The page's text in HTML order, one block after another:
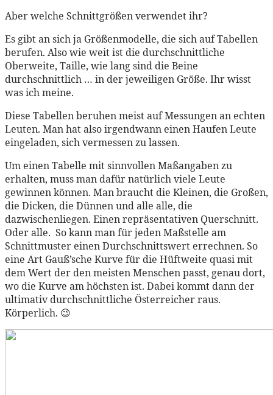
Aber welche Schnittgrößen verwendet ihr?
Es gibt an sich ja Größenmodelle, die sich auf Tabellen
berufen. Also wie weit ist die durchschnittliche
Oberweite, Taille, wie lang sind die Beine
durchschnittlich … in der jeweiligen Größe. Ihr wisst
was ich meine.
Diese Tabellen beruhen meist auf Messungen an echten
Leuten. Man hat also irgendwann einen Haufen Leute
eingeladen, sich vermessen zu lassen.
Um einen Tabelle mit sinnvollen Maßangaben zu
erhalten, muss man dafür natürlich viele Leute
gewinnen können. Man braucht die Kleinen, die Großen,
die Dicken, die Dünnen und alle alle, die
dazwischenliegen. Einen repräsentativen Querschnitt.
Oder alle. So kann man für jeden Maßstelle am
Schnittmuster einen Durchschnittswert errechnen. So
eine Art Gauß’sche Kurve für die Hüftweite quasi mit
dem Wert der den meisten Menschen passt, genau dort,
wo die Kurve am höchsten ist. Dabei kommt dann der
ultimativ durchschnittliche Österreicher raus.
Körperlich. 😉